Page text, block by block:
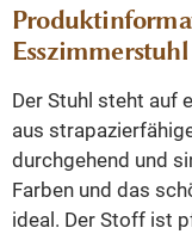
Der Stuhl steht auf
aus
durchgehend und
Farben und das
ideal. Der Stoff ist